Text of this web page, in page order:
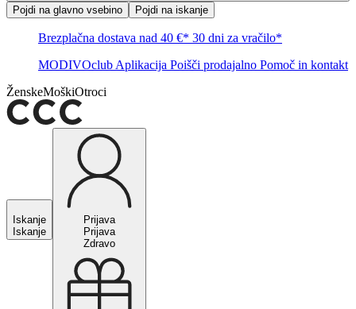
Pojdi na glavno vsebino
Pojdi na iskanje
Brezplačna dostava nad 40 €* 30 dni za vračilo*
MODIVOclub Aplikacija Poišči prodajalno Pomoč in kontakt
ŽenskeMoškiOtroci
Iskanje
Iskanje
Prijava
Prijava
Zdravo